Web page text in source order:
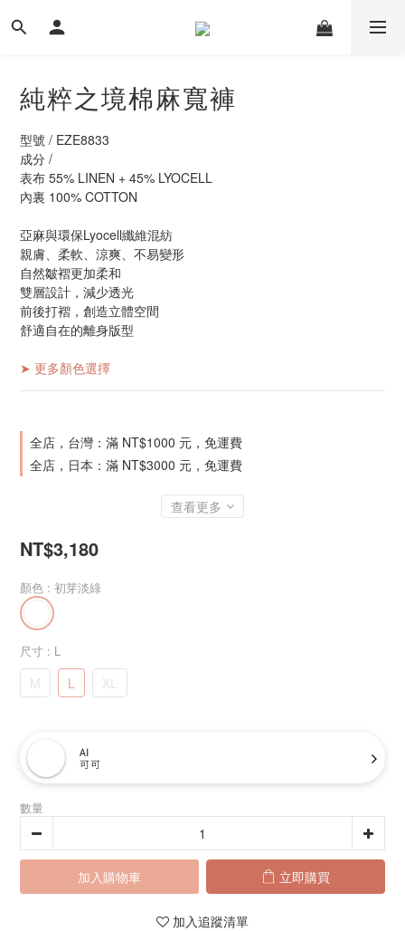
純粹之境棉麻寬褲
型號 / EZE8833
成分 /
表布 55% LINEN + 45% LYOCELL
內裏 100% COTTON
亞麻與環保Lyocell纖維混紡
親膚、柔軟、涼爽、不易變形
自然皺褶更加柔和
雙層設計，減少透光
前後打褶，創造立體空間
舒適自在的離身版型
➤ 更多顏色選擇
全店，台灣：滿 NT$1000 元，免運費
全店，日本：滿 NT$3000 元，免運費
查看更多
NT$3,180
顏色 : 初芽淡綠
尺寸 : L
M L XL
AI
可可
數量
加入購物車 立即購買
加入追蹤清單